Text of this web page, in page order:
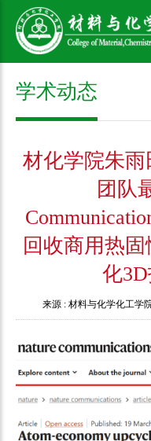
学术动态
材化学院朱
团队
回收商用热
化3D
来源 : 材料与化学化工学